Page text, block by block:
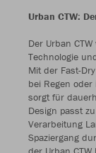
Urban CTW:
Der Urban
Technologie
Mit der Fast-
bei Regen
sorgt für
Design passt
Verarbeitung
Spaziergang